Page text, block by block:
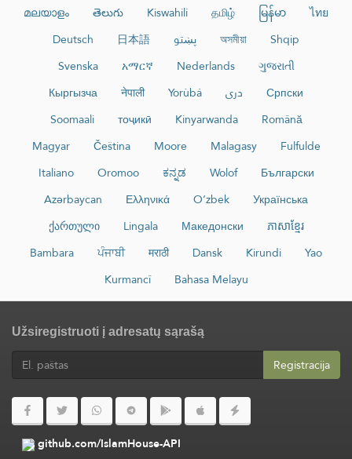
മലയാളം
తెలుగు Kiswahili தமிழ் မြန်မာ
ไทย
Deutsch
日本語 پښتو অসমীয়া
Shqip
Svenska
አማርኛ Nederlands
ગુજરાતી
Кыргызча
नेपाली Yorùbá دری
Српски
Soomaali
тоҷикӣ Kinyarwanda
Română
Magyar
Čeština Moore Malagasy
Fulfulde
Italiano
Oromoo ಕನ್ನಡ Wolof
Български
Azərbaycan
Ελληνικά O‘zbek
Українська
ქართული
Lingala Македонски
ភាសាខ្មែរ
Bambara
ਪੰਜਾਬੀ मराठी Dansk Kirundi
Yao
Kurmancî
Bahasa Melayu
Užsiregistruoti į adresatų sąrašą
Registracija
github.com/IslamHouse-API